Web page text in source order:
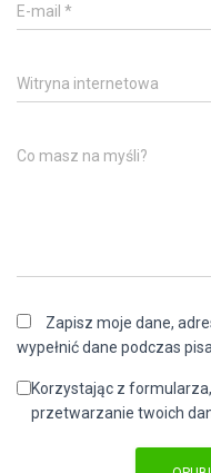
E-mail *
Witryna internetowa
Co masz na myśli?
Zapisz moje dane,
wypełnić dane podczas
Korzystając z
przetwarzanie twoich